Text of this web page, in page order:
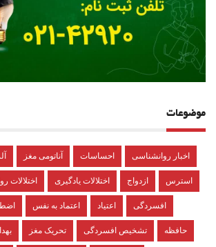
موضوعات
آناتومی مغز احساسات اخبار روانشناسی
اختلالات اختلالات یادگیری ازدواج استرس
اعتماد به نفس اعتیاد افسردگی
تحریک مغز تشخیص افسردگی حافظه